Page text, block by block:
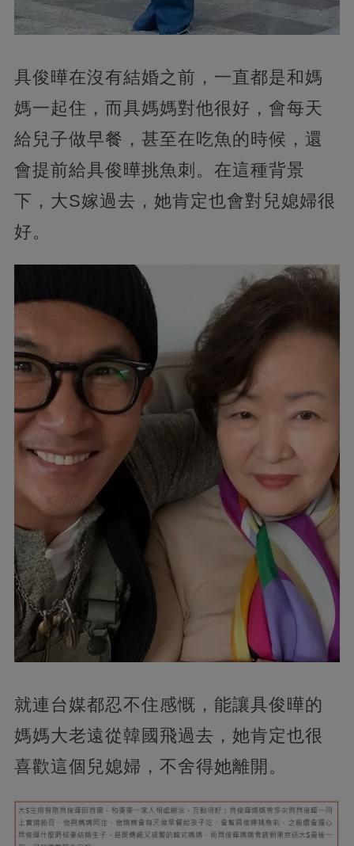
具俊曄在沒有結婚之前，一直都是和媽
媽一起住，而具媽媽對他很好，會每天
給兒子做早餐，甚至在吃魚的時候，還
會提前給具俊曄挑魚刺。在這種背景
下，大S嫁過去，她肯定也會對兒媳婦很
好。
就連台媒都忍不住感慨，能讓具俊曄的
媽媽大老遠從韓國飛過去，她肯定也很
喜歡這個兒媳婦，不舍得她離開。